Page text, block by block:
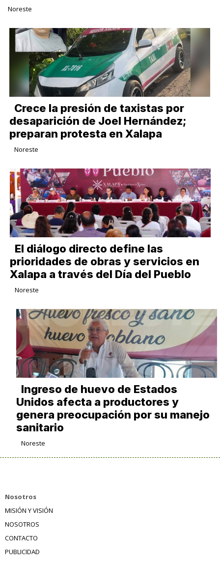
Noreste
Crece la presión de taxistas por
desaparición de Joel Hernández;
preparan protesta en Xalapa
Noreste
El diálogo directo define las
prioridades de obras y servicios en
Xalapa a través del Día del Pueblo
Noreste
Ingreso de huevo de Estados
Unidos afecta a productores y
genera preocupación por su manejo
sanitario
Noreste
Nosotros
MISIÓN Y VISIÓN
NOSOTROS
CONTACTO
PUBLICIDAD